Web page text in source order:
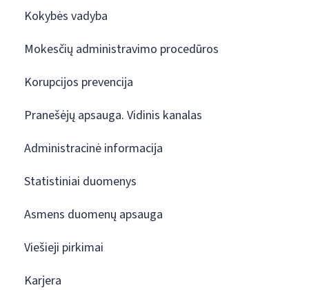
Kokybės vadyba
Mokesčių administravimo procedūros
Korupcijos prevencija
Pranešėjų apsauga. Vidinis kanalas
Administracinė informacija
Statistiniai duomenys
Asmens duomenų apsauga
Viešieji pirkimai
Karjera